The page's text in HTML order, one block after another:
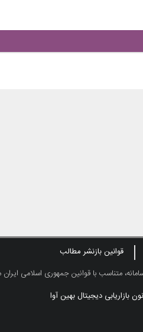
قوانین بازنشر مطالب
متناسب با قوانین جمهوری اسلامی
بازاریابی دیجیتال بهین آوا